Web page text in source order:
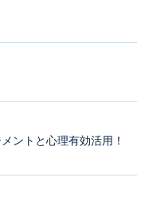
ントと心理有効活用！